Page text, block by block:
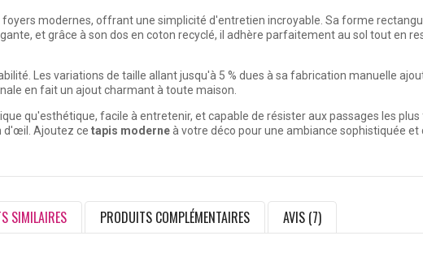
foyers modernes, offrant une simplicité d'entretien incroyable. Sa forme
et grâce à son dos en coton recyclé, il adhère parfaitement au sol tout en
Les variations de taille allant jusqu'à 5 % dues à sa fabrication manuelle
en fait un ajout charmant à toute maison.
qu'esthétique, facile à entretenir, et capable de résister aux passages les
d'œil. Ajoutez ce tapis moderneà votre déco pour une ambiance sophistiquée
SIMILAIRES PRODUITS COMPLÉMENTAIRES AVIS (7)